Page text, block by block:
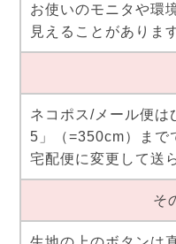
お使いのモニタや環
見えることがありま
ネコポス/メール便は
5」（=350cm）まで
宅配便に変更して送
そ